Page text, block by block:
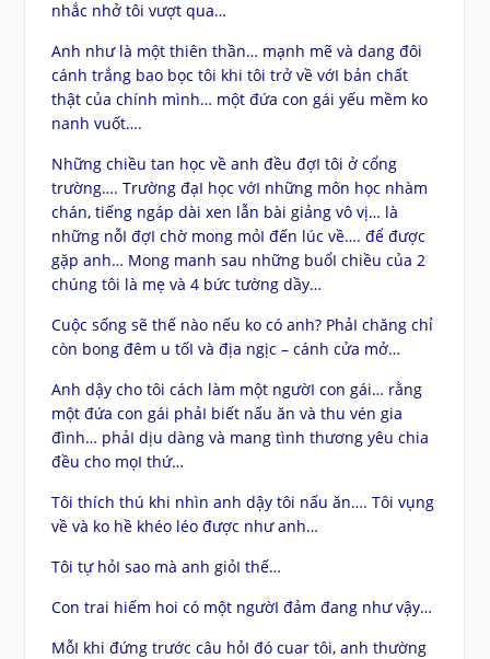
nhắc nhở tôi vượt qua…
Anh như là một thiên thần… mạnh mẽ và dang đôi
cánh trắng bao bọc tôi khi tôi trở về vớI bản chất
thật của chính mình… một đứa con gái yếu mềm ko
nanh vuốt….
Những chiều tan học về anh đều đợI tôi ở cổng
trường…. Trường đạI học vớI những môn học nhàm
chán, tiếng ngáp dài xen lẫn bài giảng vô vị… là
những nỗI đợI chờ mong mỏI đến lúc về…. để được
gặp anh… Mong manh sau những buổI chiều của 2
chúng tôi là mẹ và 4 bức tường dầy…
Cuộc sống sẽ thế nào nếu ko có anh? PhảI chăng chỉ
còn bong đêm u tốI và địa ngịc – cánh cửa mở…
Anh dậy cho tôi cách làm một ngườI con gái… rằng
một đứa con gái phảI biết nấu ăn và thu vén gia
đình… phảI dịu dàng và mang tình thương yêu chia
đều cho mọI thứ…
Tôi thích thú khi nhìn anh dậy tôi nấu ăn…. Tôi vụng
về và ko hề khéo léo được như anh…
Tôi tự hỏI sao mà anh giỏI thế…
Con trai hiếm hoi có một ngườI đảm đang như vậy…
MỗI khi đứng trước câu hỏI đó cuar tôi, anh thường